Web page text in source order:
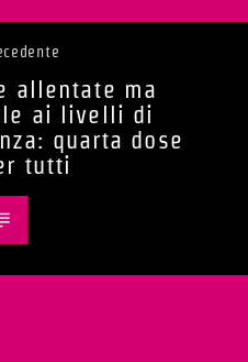
allentate ma
ai livelli di
quarta dose
tutti